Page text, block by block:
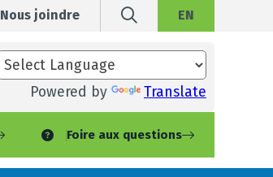
Nous joindre EN
Powered by Translate
Foire aux questions